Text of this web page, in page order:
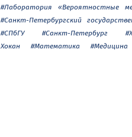
#Лаборатория «Вероятностные
#Санкт-Петербургский
#СПбГУ
#Санкт-Петербург
Хокан
#Математика #Медицина